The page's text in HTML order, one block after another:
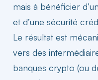
mais à bénéficier
et d’une sécurité
Le résultat est
vers des
banques crypto (ou